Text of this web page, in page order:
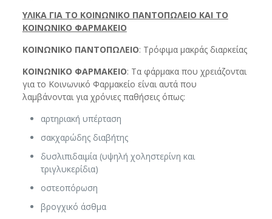
ΥΛΙΚΑ ΓΙΑ ΤΟ ΚΟΙΝΩΝΙΚΟ ΠΑΝΤΟΠΩΛΕΙΟ ΚΑΙ ΤΟ
ΚΟΙΝΩΝΙΚΟ ΦΑΡΜΑΚΕΙΟ
ΚΟΙΝΩΝΙΚΟ ΠΑΝΤΟΠΩΛΕΙΟ: Τρόφιμα μακράς διαρκείας
ΚΟΙΝΩΝΙΚΟ ΦΑΡΜΑΚΕΙΟ: Τα φάρμακα που χρειάζονται
για το Κοινωνικό Φαρμακείο είναι αυτά που
λαμβάνονται για χρόνιες παθήσεις όπως:
αρτηριακή υπέρταση
σακχαρώδης διαβήτης
δυσλιπιδαιμία (υψηλή χοληστερίνη και
τριγλυκερίδια)
οστεοπόρωση
βρογχικό άσθμα